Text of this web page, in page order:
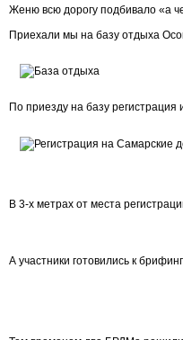
Женю всю дорогу подбивало «а
Приехали мы на базу отдыха
По приезду на базу
В 3-х метрах от места
А участники готовились к